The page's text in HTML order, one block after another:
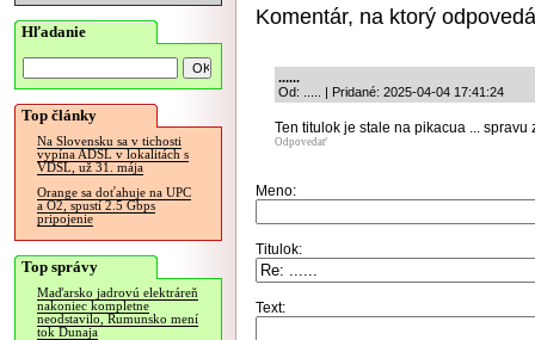
Hľadanie
Top články
Na Slovensku sa v tichosti
vypína ADSL v lokalitách s
VDSL, už 31. mája
Orange sa doťahuje na UPC
a O2, spustí 2.5 Gbps
pripojenie
Top správy
Maďarsko jadrovú elektráreň
nakoniec kompletne
neodstavilo, Rumunsko mení
tok Dunaja
Komentár, na ktorý
......
Od: ..... | Pridané: 2025-04-04 17:41:24
Ten titulok je stale na pikacua ...
Odpovedať
Meno:
Titulok:
Text: